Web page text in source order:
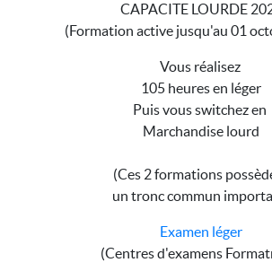
CAPACITE LOURDE
(Formation active jusqu'au 01
Vous réalisez
105 heures en léger
Puis vous switchez en
Marchandise lourd
(Ces 2 formations
un tronc commun
Examen léger
(Centres d'examens